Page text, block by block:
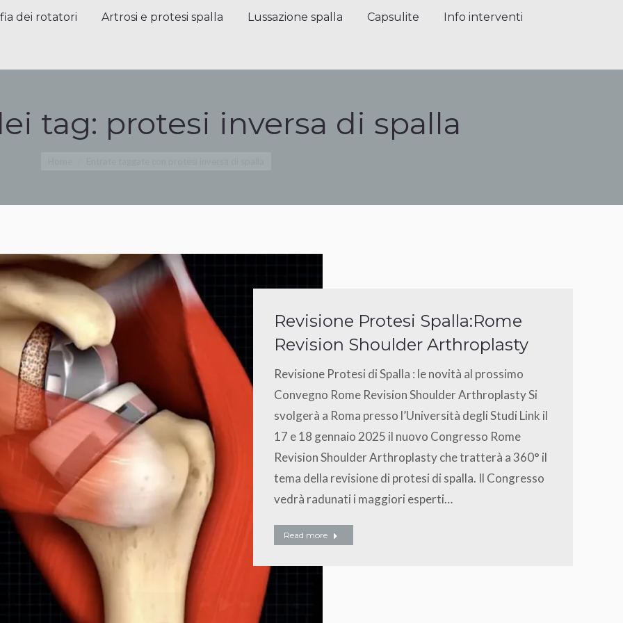
dei rotatori Artrosi e protesi spalla Lussazione spalla Capsulite Info interventi
tag: protesi inversa di spalla
Revisione Protesi Spalla:Rome
Revision Shoulder Arthroplasty
Revisione Protesi di Spalla : le novità al prossimo
Convegno Rome Revision Shoulder Arthroplasty Si
svolgerà a Roma presso l’Università degli Studi Link il
17 e 18 gennaio 2025 il nuovo Congresso Rome
Revision Shoulder Arthroplasty che tratterà a 360° il
tema della revisione di protesi di spalla. Il Congresso
vedrà radunati i maggiori esperti…
Read more
dei rotatori Artrosi e protesi spalla Lussazione spalla Capsulite Info interventi